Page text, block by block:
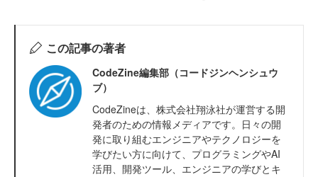
この記事の著者
CodeZine編集部（コードジンヘンシュウ
ブ）
CodeZineは、株式会社翔泳社が運営する開
発者のための情報メディアです。日々の開
発に取り組むエンジニアやテクノロジーを
学びたい方に向けて、プログラミングやAI
活用、開発ツール、エンジニアの学びとキ